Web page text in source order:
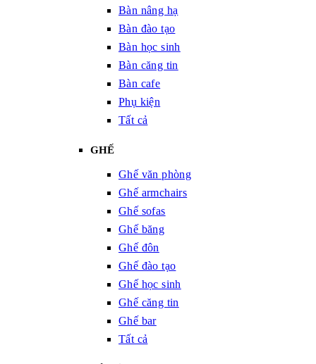
Bàn nâng hạ
Bàn đào tạo
Bàn học sinh
Bàn căng tin
Bàn cafe
Phụ kiện
Tất cả
GHẾ
Ghế văn phòng
Ghế armchairs
Ghế sofas
Ghế băng
Ghế đôn
Ghế đào tạo
Ghế học sinh
Ghế căng tin
Ghế bar
Tất cả